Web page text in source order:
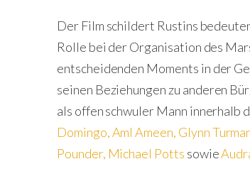
Der Film schildert Rustins
Rolle bei der Organisation des
entscheidenden Moments in der
seinen Beziehungen zu anderen
als offen schwuler Mann innerhalb
Domingo,Aml Ameen, Glynn
Pounder, Michael Potts sowie